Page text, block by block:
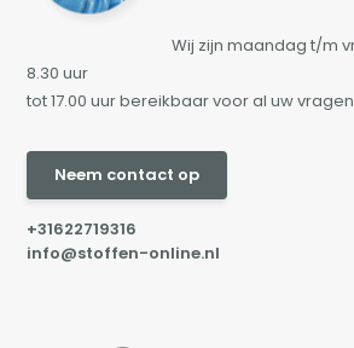
Wij zijn maandag t/m
8.30 uur
tot 17.00 uur bereikbaar voor al uw
Neem contact op
+31622719316
info@stoffen-online.nl